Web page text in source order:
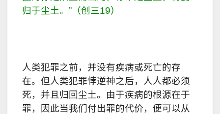
归于尘土。”（创三19）
人类犯罪之前，并没有疾病或死亡的存
在。但人类犯罪悖逆神之后，人人都必须
死，并且归回尘土。由于疾病的根源在于
罪，因此当我们付出罪的代价，便可以从